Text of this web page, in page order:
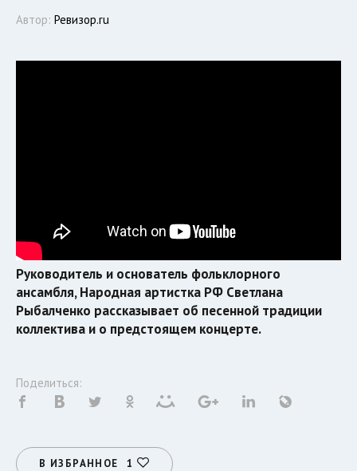
Автор: Ревизор.ru
Руководитель и основатель фольклорного
ансамбля, Народная артистка РФ Светлана
Рыбалченко рассказывает об песенной традиции
коллектива и о предстоящем концерте.
Поделиться:
В ИЗБРАННОЕ 1